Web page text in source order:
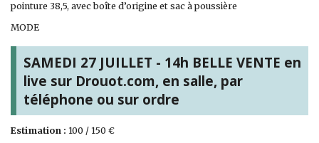
pointure 38,5, avec boîte d’origine et sac à poussière
MODE
SAMEDI 27 JUILLET - 14h BELLE VENTE en
live sur Drouot.com, en salle, par
téléphone ou sur ordre
Estimation : 100 / 150 €